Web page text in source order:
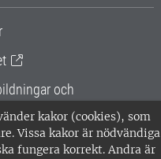
kakor (cookies), som
Vissa kakor är nödvändiga
fungera korrekt. Andra är
och
verksamhetsstödet